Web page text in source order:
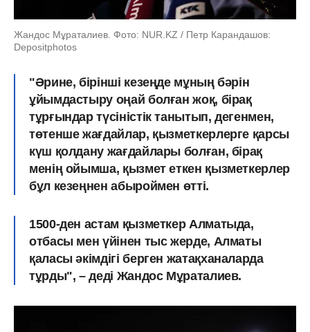
Жандос Мұраталиев. Фото: NUR.KZ / Петр Карандашов:
Depositphotos
"Әрине, бірінші кезеңде мұның бәрін
ұйымдастыру оңай болған жоқ, бірақ
тұрғындар түсіністік танытып, дегенмен,
төтенше жағдайлар, қызметкерлерге қарсы
күш қолдану жағдайлары болған, бірақ
менің ойымша, қызмет еткен қызметкерлер
бұл кезеңнен абыроймен өтті.
1500-ден астам қызметкер Алматыда,
отбасы мен үйінен тыс жерде, Алматы
қаласы әкімдігі берген жатақханаларда
тұрды", – деді Жандос Мұраталиев.